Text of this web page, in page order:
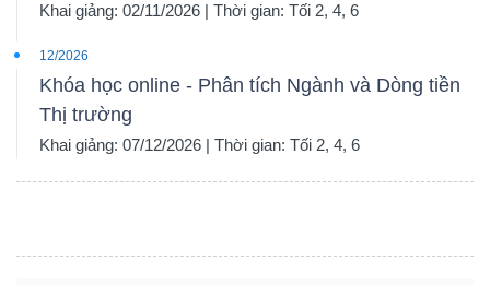
Khai giảng: 02/11/2026 | Thời gian: Tối 2, 4, 6
12/2026
Khóa học online - Phân tích Ngành và Dòng tiền
Thị trường
Khai giảng: 07/12/2026 | Thời gian: Tối 2, 4, 6